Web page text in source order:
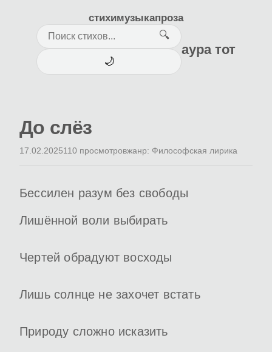
стихимузыкапроза
🔍
🌙
аура тот
До слёз
17.02.2025110 просмотровжанр: Философская лирика
Бессилен разум без свободы
Лишённой воли выбирать
Чертей обрадуют восходы
Лишь солнце не захочет встать
Природу сложно исказить